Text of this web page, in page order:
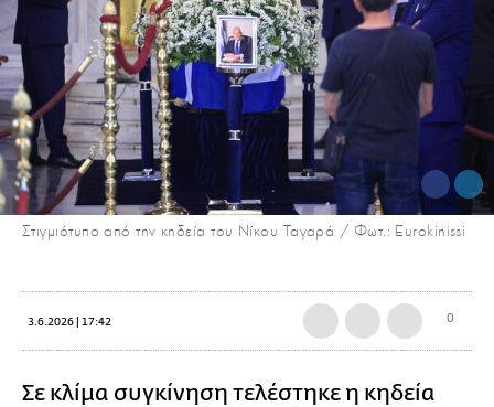
Στιγμιότυπο από την κηδεία του Νίκου Ταγαρά / Φωτ.: Eurokinissi
3.6.2026 | 17:42 0
Σε κλίμα συγκίνηση τελέστηκε η κηδεία